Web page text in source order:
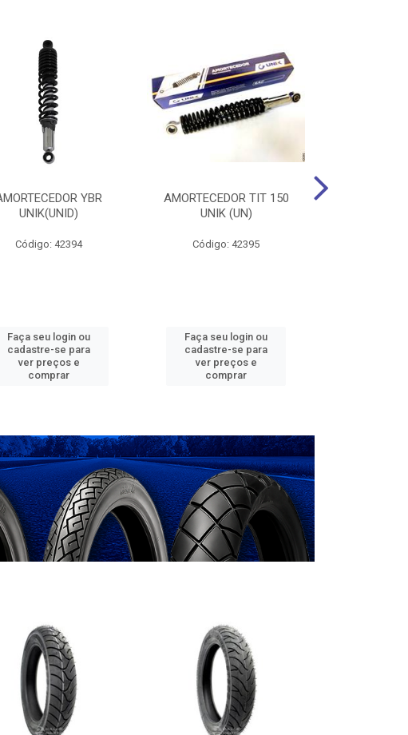
YBR
UNIK(UNID)
Código: 42394
Faça seu login ou
cadastre-se para
ver preços e
comprar
AMORTECEDOR TIT 150
UNIK (UN)
Código: 42395
Faça seu login ou
cadastre-se para
ver preços e
comprar